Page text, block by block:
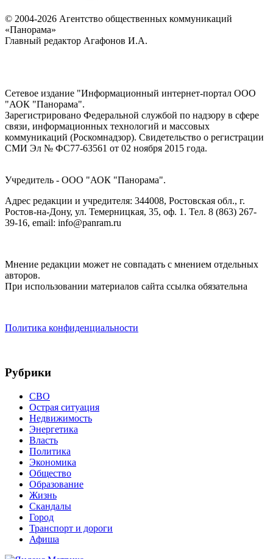
© 2004-2026 Агентство общественных коммуникаций
«Панорама»
Главный редактор Агафонов И.А.
Сетевое издание "Информационный интернет-портал ООО
"АОК "Панорама".
Зарегистрировано Федеральной службой по надзору в сфере
связи, информационных технологий и массовых
коммуникаций (Роскомнадзор). Cвидетельство о регистрации
СМИ Эл № ФС77-63561 от 02 ноября 2015 года.
Учредитель - ООО "АОК "Панорама".
Адрес редакции и учредителя: 344008, Ростовская обл., г.
Ростов-на-Дону, ул. Темерницкая, 35, оф. 1. Тел. 8 (863) 267-
39-16, email: info@panram.ru
Мнение редакции может не совпадать с мнением отдельных
авторов.
При использовании материалов сайта ссылка обязательна
Политика конфиденциальности
Рубрики
СВО
Острая ситуация
Недвижимость
Энергетика
Власть
Политика
Экономика
Общество
Образование
Жизнь
Скандалы
Город
Транспорт и дороги
Афиша